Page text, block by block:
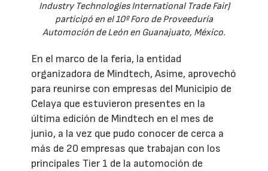
Industry Technologies International Trade Fair)
participó en el 10º Foro de Proveeduría
Automoción de León en Guanajuato, México.
En el marco de la feria, la entidad
organizadora de Mindtech, Asime, aprovechó
para reunirse con empresas del Municipio de
Celaya que estuvieron presentes en la
última edición de Mindtech en el mes de
junio, a la vez que pudo conocer de cerca a
más de 20 empresas que trabajan con los
principales Tier 1 de la automoción de